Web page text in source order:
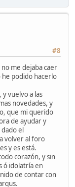
#8
me dejaba caer
podido hacerlo
vuelvo a las
novedades, y
que mi querido
de ayudar y
dado el
volver al foro
y es está.
corazón, y sin
ó idolatría en
de contar con